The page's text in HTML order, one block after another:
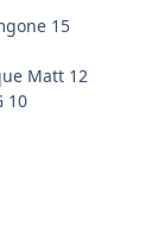
15
Matt 12
10